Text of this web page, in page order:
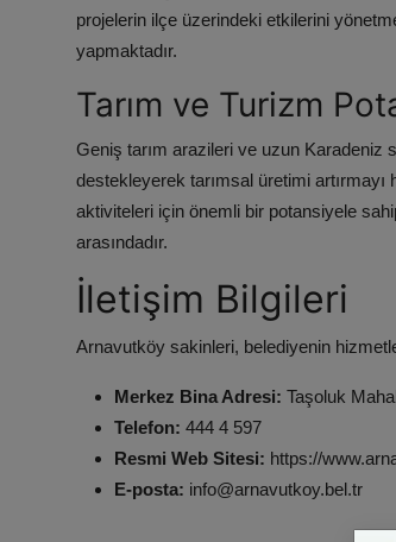
projelerin ilçe üzerindeki etkilerini
yapmaktadır.
Tarım ve Turizm
Geniş tarım arazileri ve uzun Karadeniz
destekleyerek tarımsal üretimi
aktiviteleri için önemli bir potansiyele
arasındadır.
İletişim Bilgileri
Arnavutköy sakinleri, belediyenin
Merkez Bina Adresi: Taşoluk
Telefon: 444 4 597
Resmi Web Sitesi: https://
E-posta: info@arnavutkoy.bel.tr